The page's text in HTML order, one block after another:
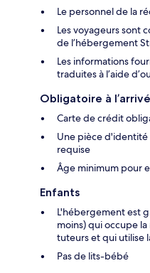
Le personnel de la
Les voyageurs sont
de l’hébergement
Les informations
traduites à l’aide
Obligatoire à
Carte de crédit
Une pièce
requise
Âge minimum pour
Enfants
L'hébergement est
moins) qui occupe
tuteurs et qui utilise
Pas de lits-bébé